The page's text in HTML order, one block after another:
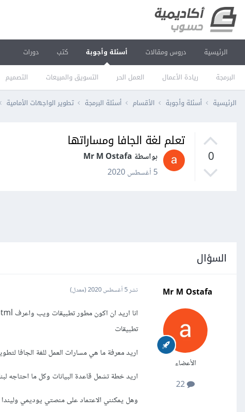
الرئيسية دروس ومقالات أسئلة وأجوبة
البرمجة ريادة الأعمال العمل الحر التسويق والمبيعات التصميم
كتب دورات
الرئيسية أسئلة وأجوبة الأقسام أسئلة البرمجة تطوير الواجهات الأمامية
0
تعلم لغة الجافا ومساراتها
بواسطة Mr M Ostafa
5 أغسطس 2020
السؤال
Mr M Ostafa
الأعضاء
نشر5 أغسطس 2020 (معدل)
تطبيقات
اريد معرفة ما هي مسارات العمل للغة الجافا
اريد خطة تشمل قاعدة البيانات وكل ما احتاجه
وهل يمكنني الاعتماد على منصتي يوديمي وليندا